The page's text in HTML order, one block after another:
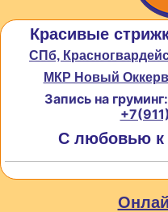
Красивые
СПб,
МКР Новый
Запись на
С любовью